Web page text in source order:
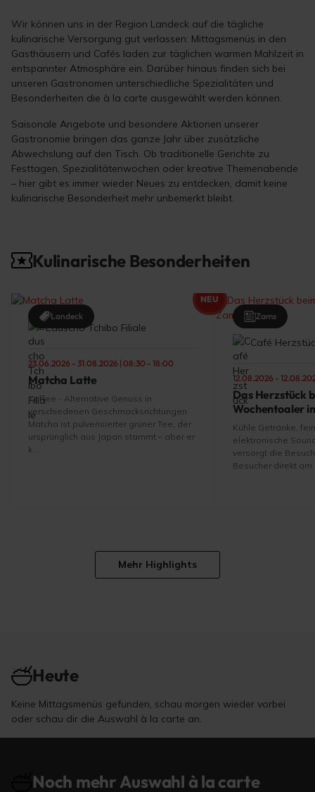
Wir können uns in der Region Landeck auf die tägliche
kulinarische Versorgung gut verlassen: Mittagsmenüs in den
Gasthäusern und Cafés laden zur täglichen warmen Mahlzeit in
entspannter Atmosphäre ein. Darüber hinaus finden sich bei
unseren Gastronomen unterschiedliche Spezialitäten und
Besonderheiten die à la carte ausgewählt werden können.
Saisonale Angebote und besondere Aktionen unserer
Gastronomie bringen das ganze Jahr über zusätzliche
Abwechslung auf den Tisch. Ob traditionelle Gerichte zu
Festtagen, Spezialitätenwochen oder kreative Themenabende
– hier gibt es immer wieder Neues zu entdecken, damit keine
kulinarische Besonderheit mehr unbemerkt bleibt.
Kulinarische Besonderheiten
Eduscho Tchibo Filiale
23.06.2026 - 31.08.2026 | 08:30 - 18:00
Matcha Latte
Kaffee - Alternative Genuss in
verschiedenen Geschmacksrichtungen
Matcha ist pulverisierter grüner Tee, der
ursprünglich aus Japan stammt – aber er
k ...
Landeck
NEU
Café
12.08.2026 -
Das Herzstück
Wochentoaler
Kühle Getränke,
elektronische
versorgt die
Besucher direkt
Zams
Mehr Highlights
Heute
Keine Mittagsmenüs gefunden, schau morgen wieder vorbei
oder schau dir die Auswahl à la carte an.
Noch mehr Auswahl à la carte